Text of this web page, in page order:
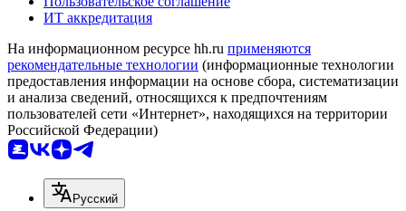
ИТ аккредитация
На информационном ресурсе hh.ru применяются
рекомендательные технологии (информационные технологии
предоставления информации на основе сбора, систематизации
и анализа сведений, относящихся к предпочтениям
пользователей сети «Интернет», находящихся на территории
Российской Федерации)
Русский